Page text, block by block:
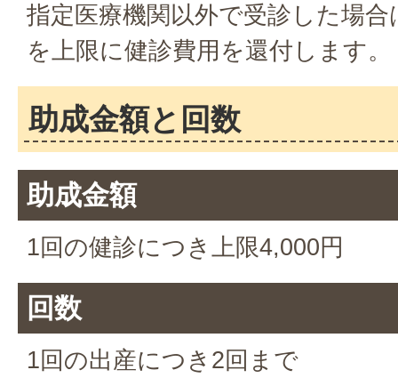
指定医療機関以外で受診した場
を上限に健診費用を還付します。
助成金額と回数
助成金額
1回の健診につき上限4,000円
回数
1回の出産につき2回まで